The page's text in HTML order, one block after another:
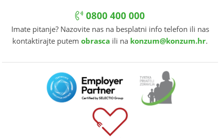
0800 400 000
Imate pitanje? Nazovite nas na besplatni info telefon ili nas
kontaktirajte putem obrasca ili na konzum@konzum.hr.